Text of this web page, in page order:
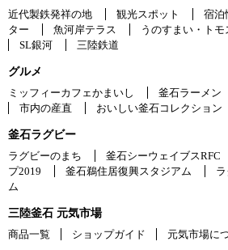
近代製鉄発祥の地
観光スポット 宿泊
ター
魚河岸テラス うのすまい・トモ
SL銀河
三陸鉄道
グルメ
ミッフィーカフェかまいし
釜石ラーメン
市内の産直
おいしい釜石コレクション
釜石ラグビー
ラグビーのまち
釜石シーウェイブスRFC
プ2019
釜石鵜住居復興スタジアム
ム
三陸釜石 元気市場
商品一覧
ショップガイド 元気市場に